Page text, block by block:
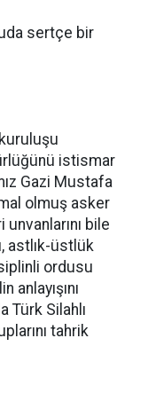
sertçe bir
istismar
Gazi Mustafa
olmuş asker
bile
astlık-üstlük
ordusu
Türk Silahlı
tahrik